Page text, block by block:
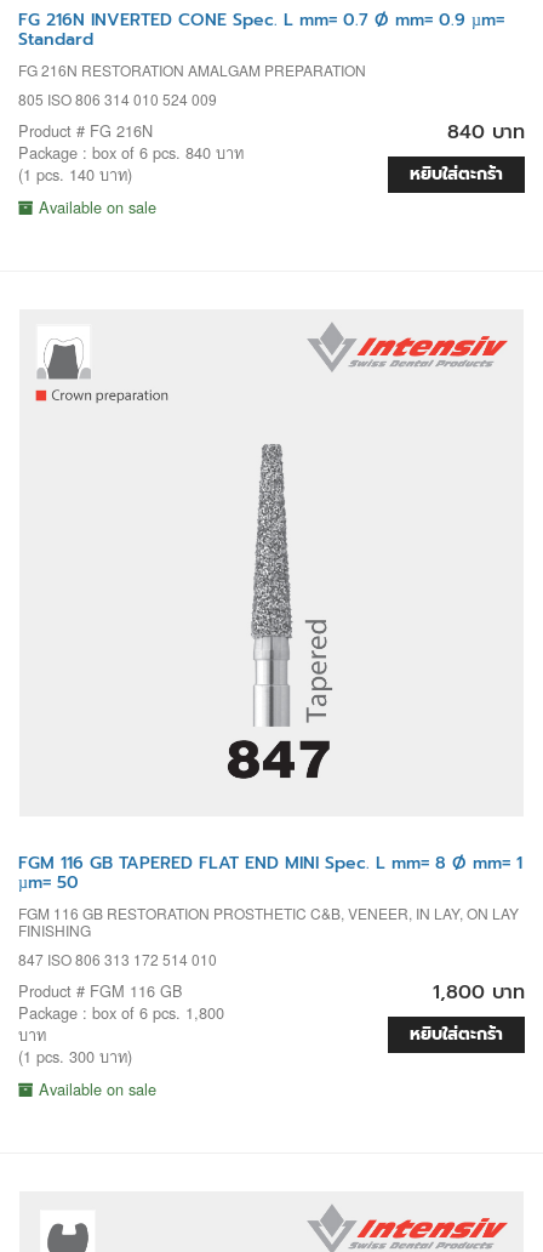
FG 216N INVERTED CONE Spec. L mm= 0.7 Ø mm= 0.9 µm=
Standard
FG 216N RESTORATION AMALGAM PREPARATION
805 ISO 806 314 010 524 009
Product # FG 216N
Package : box of 6 pcs. 840 บาท
(1 pcs. 140 บาท)
Available on sale
840 บาท
หยิบใส่ตะกร้า
FGM 116 GB TAPERED FLAT END MINI Spec. L mm= 8 Ø mm= 1
µm= 50
FGM 116 GB RESTORATION PROSTHETIC C&B, VENEER, IN LAY, ON LAY
FINISHING
847 ISO 806 313 172 514 010
Product # FGM 116 GB
Package : box of 6 pcs. 1,800
บาท
(1 pcs. 300 บาท)
Available on sale
1,800 บาท
หยิบใส่ตะกร้า